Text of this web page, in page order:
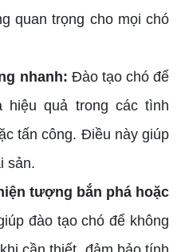
quan trọng cho mọi chó
nhanh: Đào tạo chó để
hiệu quả trong các tình
tấn công. Điều này giúp
sản.
tượng bắn phá hoặc
đào tạo chó để không